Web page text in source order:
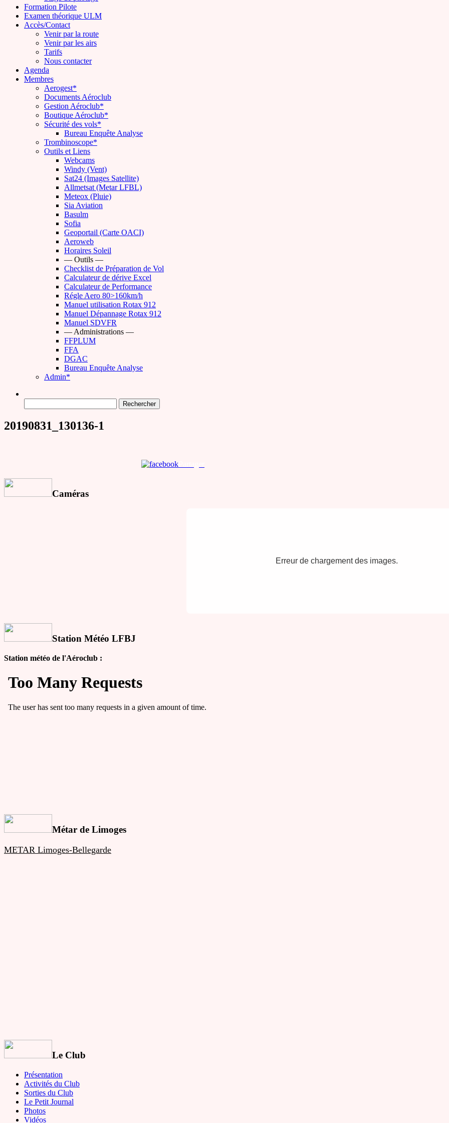
Formation Pilote
Examen théorique ULM
Accès/Contact
Venir par la route
Venir par les airs
Tarifs
Nous contacter
Agenda
Membres
Aerogest*
Documents Aéroclub
Gestion Aéroclub*
Boutique Aéroclub*
Sécurité des vols*
Bureau Enquête Analyse
Trombinoscope*
Outils et Liens
Webcams
Windy (Vent)
Sat24 (Images Satellite)
Allmetsat (Metar LFBL)
Meteox (Pluie)
Sia Aviation
Basulm
Sofia
Geoportail (Carte OACI)
Aeroweb
Horaires Soleil
— Outils —
Checklist de Préparation de Vol
Calculateur de dérive Excel
Calculateur de Performance
Régle Aero 80>160km/h
Manuel utilisation Rotax 912
Manuel Dépannage Rotax 912
Manuel SDVFR
— Administrations —
FFPLUM
FFA
DGAC
Bureau Enquête Analyse
Admin*
20190831_130136-1
Caméras
Erreur de chargement des images.
Station Météo LFBJ
Station météo de l'Aéroclub :
Métar de Limoges
METAR Limoges-Bellegarde
Le Club
Présentation
Activités du Club
Sorties du Club
Le Petit Journal
Photos
Vidéos